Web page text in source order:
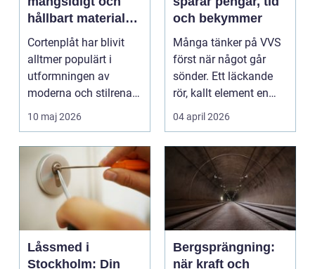
hållbart material
för din trädgård
Cortenplåt har blivit
alltmer populärt i
utformningen av
moderna och stilrena
trädg&...
10 maj 2026
och bekymmer
Många tänker på VVS
först när något går
sönder. Ett läckande
rör, kallt element en
vintermorgon elle...
04 april 2026
Låssmed i
Stockholm: Din
Bergsprängning:
när kraft och